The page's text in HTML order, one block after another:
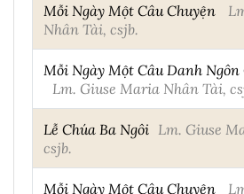
Mỗi Ngày Một Câu Chuyện
Nhân Tài, csjb.
Mỗi Ngày Một Câu Danh Ngôn
Lm. Giuse Maria Nhân Tài,
Lễ Chúa Ba Ngôi Lm. Giuse
csjb.
Mỗi Ngày Một Câu Chuyện